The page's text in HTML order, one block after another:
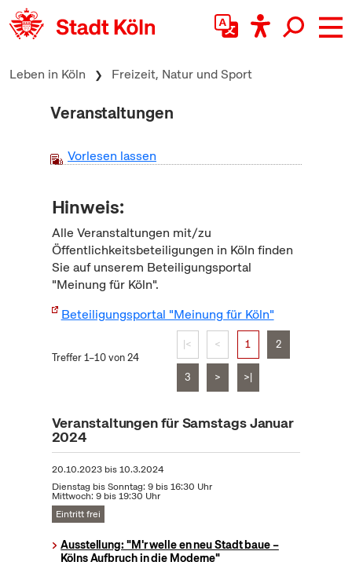
zum Inhalt springen
Leben in Köln Freizeit, Natur und Sport
Veranstaltungen
Vorlesen lassen
Hinweis:
Alle Veranstaltungen mit/zu
Öffentlichkeitsbeteiligungen in Köln finden
Sie auf unserem Beteiligungsportal
"Meinung für Köln".
Beteiligungsportal "Meinung für Köln"
Treffer 1–10 von 24
|< < 1 2
3 > >|
Veranstaltungen für Samstags Januar
2024
20.10.2023bis10.3.2024
Dienstag bis Sonntag: 9 bis 16:30 Uhr
Mittwoch: 9 bis 19:30 Uhr
Eintritt frei
Ausstellung: "M'r welle en neu Stadt baue –
Kölns Aufbruch in die Moderne"